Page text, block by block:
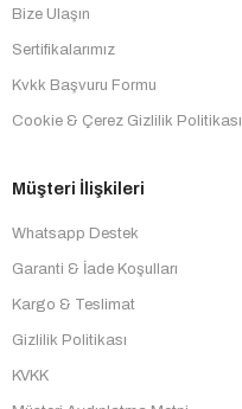
Bize Ulaşın
Sertifikalarımız
Kvkk Başvuru Formu
Cookie & Çerez Gizlilik Politikası
Müşteri İlişkileri
Whatsapp Destek
Garanti & İade Koşulları
Kargo & Teslimat
Gizlilik Politikası
KVKK